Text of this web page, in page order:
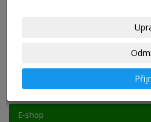
E-shop